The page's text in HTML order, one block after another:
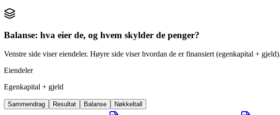
Balanse: hva eier de, og hvem skylder de penger?
Venstre side viser eiendeler. Høyre side viser hvordan de er finansiert (egenkapital +
Eiendeler
Egenkapital + gjeld
Sammendrag Resultat Balanse Nøkkeltall